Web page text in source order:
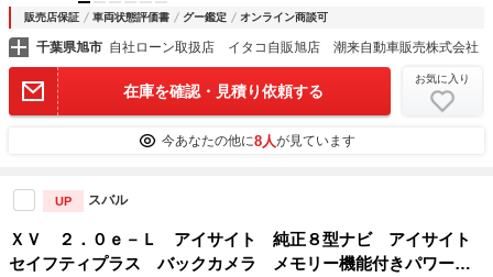
販売店保証 車両状態評価書 グー鑑定 オンライン商談可
千葉県旭市 自社ローン取扱店 イタコ自販旭店 潮来自動車販売株式会社
在庫を確認・見積り依頼する
お気に入り
今あなたの他に8人が見ています
UP スバル
ＸＶ ２．０ｅ－Ｌ アイサイト 純正８型ナビ アイサイト
セイフティプラス バックカメラ メモリー機能付きパワーシ